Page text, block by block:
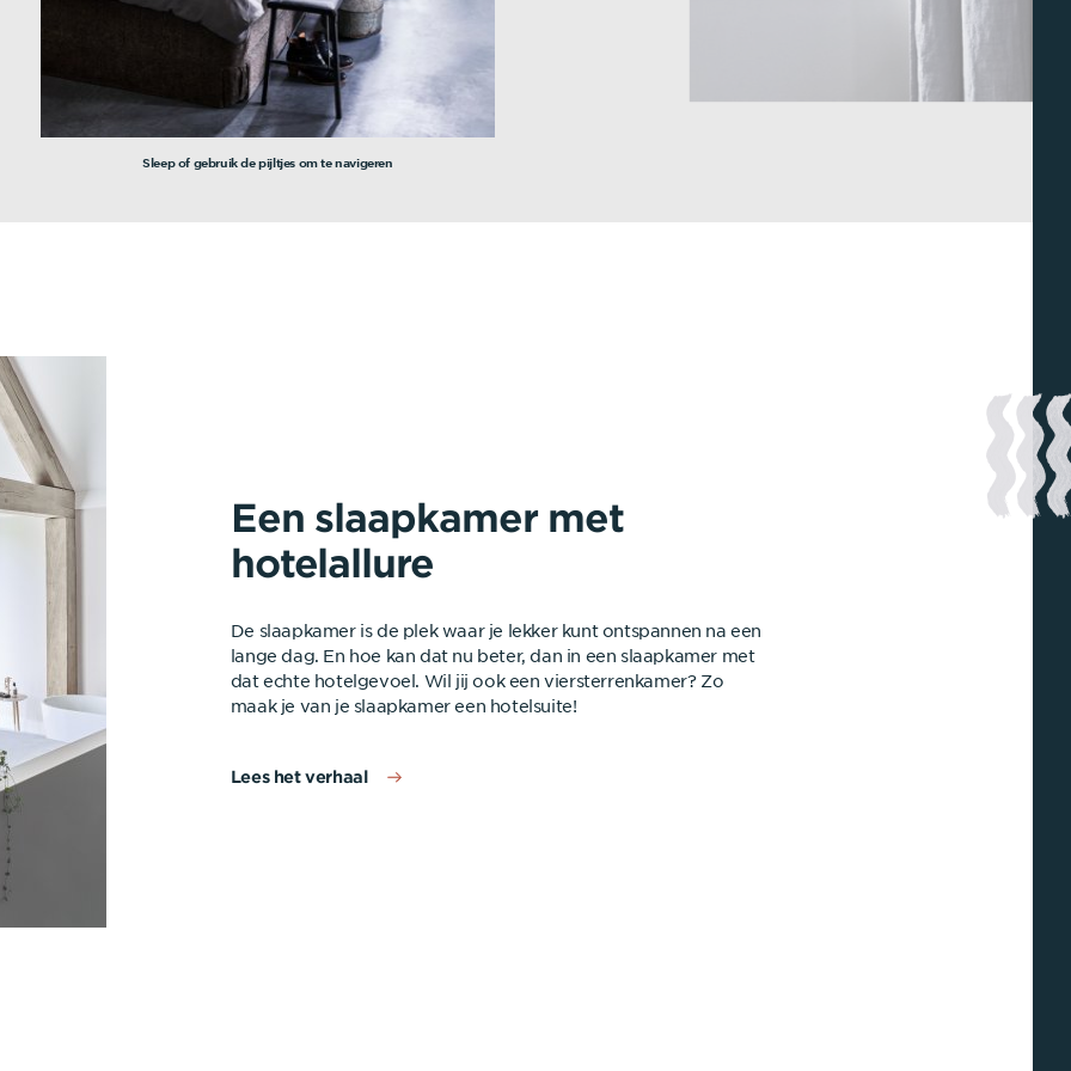
Sleep of gebruik de pijltjes om te navigeren
Een slaapkamer met
hotelallure
De slaapkamer is de plek waar je lekker kunt ontspannen na een
lange dag. En hoe kan dat nu beter, dan in een slaapkamer met
dat echte hotelgevoel. Wil jij ook een viersterrenkamer? Zo
maak je van je slaapkamer een hotelsuite!
Lees het verhaal